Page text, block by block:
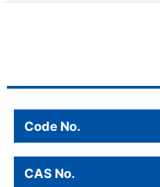
Code No.
CAS No.